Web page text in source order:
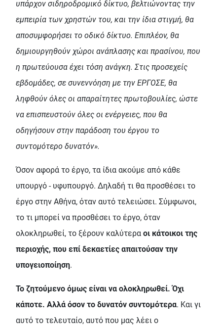
υπάρχον σιδηροδρομικό δίκτυο, βελτιώνοντας την
εμπειρία των χρηστών του, και την ίδια στιγμή, θα
αποσυμφορήσει το οδικό δίκτυο. Επιπλέον, θα
δημιουργηθούν χώροι ανάπλασης και πρασίνου, που
η πρωτεύουσα έχει τόση ανάγκη. Στις προσεχείς
εβδομάδες, σε συνεννόηση με την ΕΡΓΟΣΕ, θα
ληφθούν όλες οι απαραίτητες πρωτοβουλίες, ώστε
να επισπευστούν όλες οι ενέργειες, που θα
οδηγήσουν στην παράδοση του έργου το
συντομότερο δυνατόν».
Όσον αφορά το έργο, τα ίδια ακούμε από κάθε
υπουργό - υφυπουργό. Δηλαδή τι θα προσθέσει το
έργο στην Αθήνα, όταν αυτό τελειώσει. Σύμφωνοι,
το τι μπορεί να προσθέσει το έργο, όταν
ολοκληρωθεί, το ξέρουν καλύτερα οι κάτοικοι της
περιοχής, που επί δεκαετίες απαιτούσαν την
υπογειοποίηση.
Το ζητούμενο όμως είναι να ολοκληρωθεί. Όχι
κάποτε. Αλλά όσον το δυνατόν συντομότερα. Και γι
αυτό το τελευταίο, αυτό που μας λέει ο